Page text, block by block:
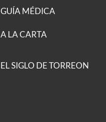
GUÍA MÉDICA
A LA CARTA
EL SIGLO DE TORREON